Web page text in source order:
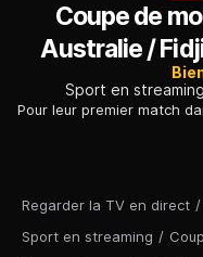
Regarder la TV en direct /
Sport en streaming /
Coupe de
Australie /
Sport en streaming